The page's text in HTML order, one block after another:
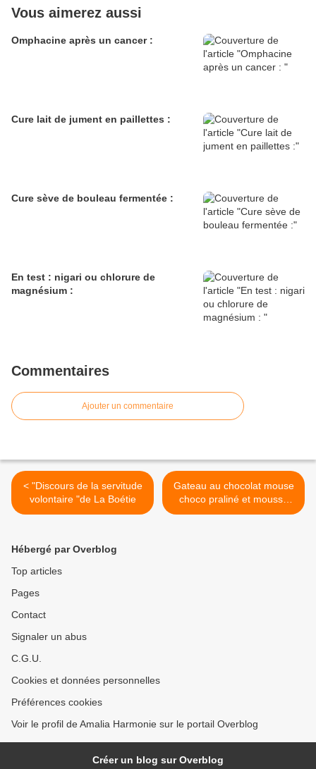
Vous aimerez aussi
Omphacine après un cancer :
Cure lait de jument en paillettes :
Cure sève de bouleau fermentée :
En test : nigari ou chlorure de
magnésium :
Commentaires
Ajouter un commentaire
< "Discours de la servitude
volontaire "de La Boétie
Gateau au chocolat mouse
choco praliné et mousse
choco blanc : >
Hébergé par Overblog
Top articles
Pages
Contact
Signaler un abus
C.G.U.
Cookies et données personnelles
Préférences cookies
Voir le profil de Amalia Harmonie sur le portail Overblog
Créer un blog sur Overblog